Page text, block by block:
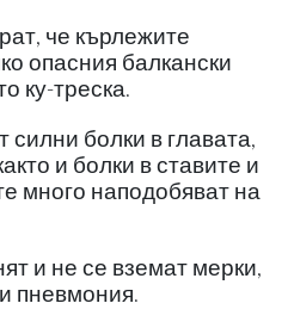
че кърлежите
опасния балкански
ку-треска.
силни болки в главата,
и болки в ставите и
много наподобяват на
и не се вземат мерки,
пневмония.